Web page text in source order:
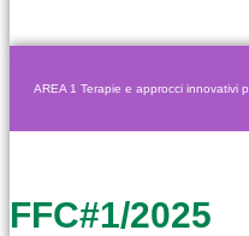
AREA 1 Terapie e approcci innovativi
FFC#1/2025